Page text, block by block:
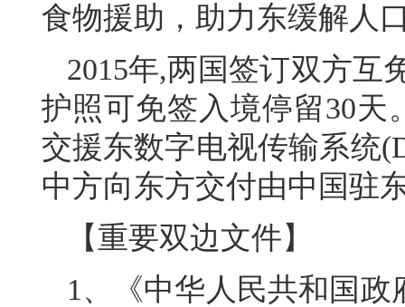
食物援助，助力东缓解人
2015年,两国签订双方互
护照可免签入境停留30天
交援东数字电视传输系统
中方向东方交付由中国驻
【重要双边文件】
1、《中华人民共和国